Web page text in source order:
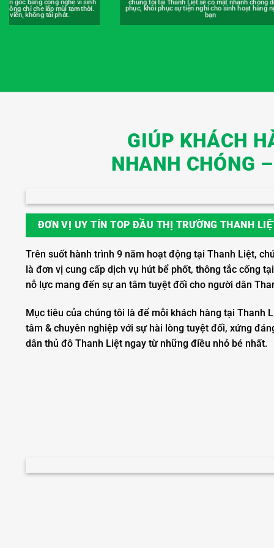
Hút bể phốt giá rẻ tại Thanh Liệt, báo giá rõ ràng
lượng thực tế. Có hợp đồng, hóa đơn đỏ đầy đủ,
không tăng giá, giúp bạn tiết kiệm chi phí tối
có mặt nhanh chóng để khắc
cho sinh hoạt hàng ngày của
bạn
GIÚP KHÁCH
NHANH CHÓNG
ĐƠN VỊ UY TÍN TOP ĐẦU THỊ TRƯỜNG THANH
Trên suốt hành trình 9 năm hoạt động tại Thanh Liệt,
là đơn vị cung cấp dịch vụ hút bể phốt, thông tắc cống
nỗ lực mang đến sự an tâm tuyệt đối cho người dân
Mục tiêu của chúng tôi là để mỗi khách hàng tại Thanh
tâm & chuyên nghiệp với sự hài lòng tuyệt đối, xứng
dân thủ đô Thanh Liệt ngay từ những điều nhỏ bé nhất.